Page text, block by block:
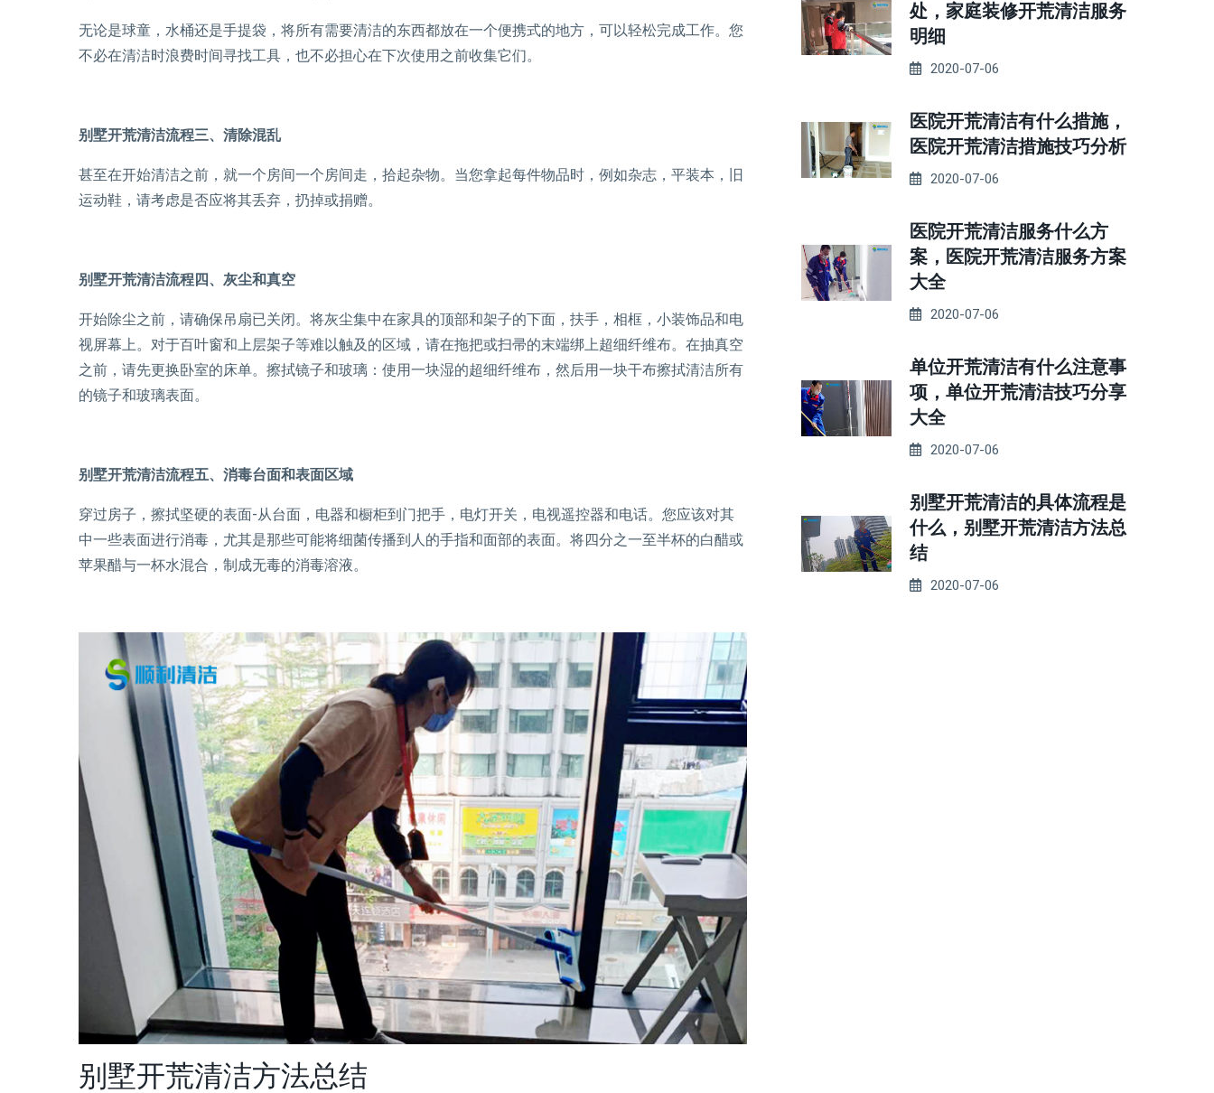
无论是球童，水桶还是手提袋，将所有需要清洁的东西都放在一个便携式的地方，可以轻松完成工作。您
不必在清洁时浪费时间寻找工具，也不必担心在下次使用之前收集它们。
别墅开荒清洁流程三、清除混乱
甚至在开始清洁之前，就一个房间一个房间走，拾起杂物。当您拿起每件物品时，例如杂志，平装本，旧
运动鞋，请考虑是否应将其丢弃，扔掉或捐赠。
别墅开荒清洁流程四、灰尘和真空
开始除尘之前，请确保吊扇已关闭。将灰尘集中在家具的顶部和架子的下面，扶手，相框，小装饰品和电
视屏幕上。对于百叶窗和上层架子等难以触及的区域，请在拖把或扫帚的末端绑上超细纤维布。在抽真空
之前，请先更换卧室的床单。擦拭镜子和玻璃：使用一块湿的超细纤维布，然后用一块干布擦拭清洁所有
的镜子和玻璃表面。
别墅开荒清洁流程五、消毒台面和表面区域
穿过房子，擦拭坚硬的表面-从台面，电器和橱柜到门把手，电灯开关，电视遥控器和电话。您应该对其
中一些表面进行消毒，尤其是那些可能将细菌传播到人的手指和面部的表面。将四分之一至半杯的白醋或
苹果醋与一杯水混合，制成无毒的消毒溶液。
别墅开荒清洁方法总结
处，家庭装修开荒清洁服务
明细
2020-07-06
医院开荒清洁有什么措施，
医院开荒清洁措施技巧分析
2020-07-06
医院开荒清洁服务什么方
案，医院开荒清洁服务方案
大全
2020-07-06
单位开荒清洁有什么注意事
项，单位开荒清洁技巧分享
大全
2020-07-06
别墅开荒清洁的具体流程是
什么，别墅开荒清洁方法总
结
2020-07-06